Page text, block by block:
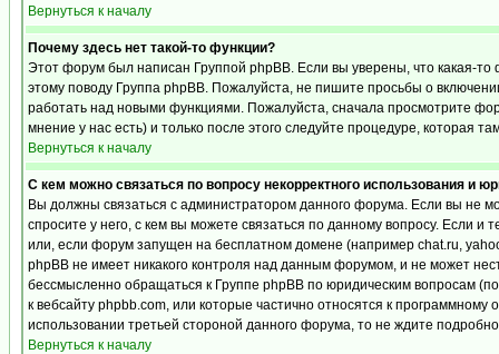
Вернуться к началу
Почему здесь нет такой-то функции?
Этот форум был написан Группой phpBB. Если вы уверены, что какая-
этому поводу Группа phpBB. Пожалуйста, не пишите просьбы о
работать над новыми функциями. Пожалуйста, сначала просмотрите
мнение у нас есть) и только после этого следуйте процедуре, которая
Вернуться к началу
С кем можно связаться по вопросу некорректного использования и
Вы должны связаться с администратором данного форума. Если вы не
спросите у него, с кем вы можете связаться по данному вопросу. Если
или, если форум запущен на бесплатном домене (например chat.ru,
phpBB не имеет никакого контроля над данным форумом, и не может
бессмысленно обращаться к Группе phpBB по юридическим вопросам
к вебсайту phpbb.com, или которые частично относятся к
использовании третьей стороной данного форума, то не ждите
Вернуться к началу